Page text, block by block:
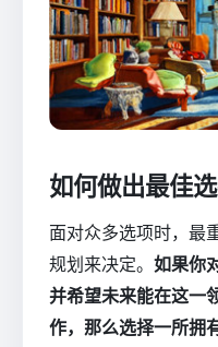
如何做出最佳选
面对众多选项时，最
规划来决定。 如果你
并希望未来能在这一
作，那么选择一所拥